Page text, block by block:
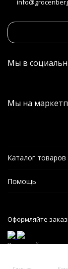
Мы в
Мы на
Каталог товаров
Помощь
Оформляйте
Карта сайта